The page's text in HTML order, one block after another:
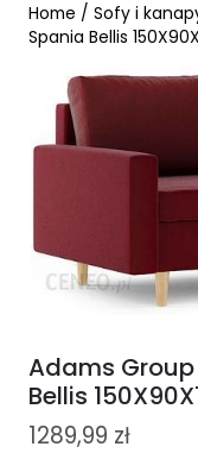
Home / Sofy i
Spania Bellis
Adams
Bellis
1289,99 zł